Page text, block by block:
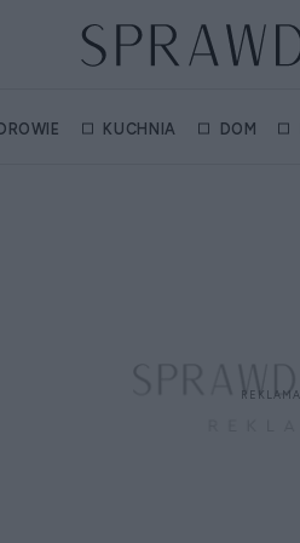
KUCHNIA DOM